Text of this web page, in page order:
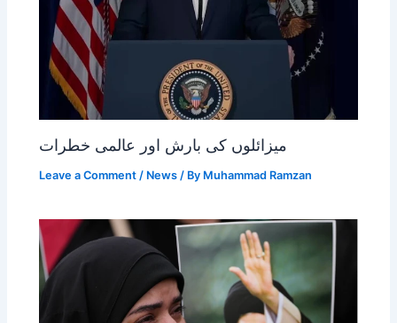
میزائلوں کی بارش اور عالمی خطرات
Leave a Comment / News / By Muhammad Ramzan